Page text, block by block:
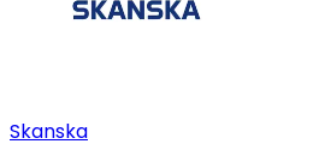
Skanska